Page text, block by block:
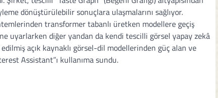
dönüştürülebilir sonuçlara ulaşmalarını sağlıyor.
transformer tabanlı üretken modellere geçiş
uyarlarken diğer yandan da kendi tescilli görsel yapay zekâ
açık kaynaklı görsel-dil modellerinden güç alan ve
Assistant”ı kullanıma sundu.